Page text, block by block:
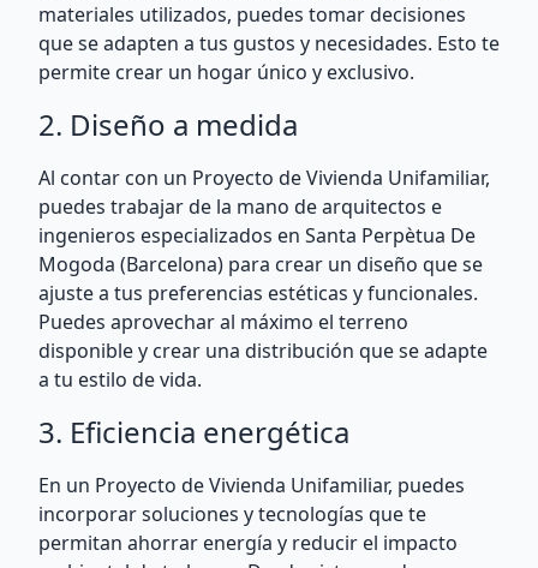
materiales utilizados, puedes tomar decisiones
que se adapten a tus gustos y necesidades. Esto te
permite crear un hogar único y exclusivo.
2. Diseño a medida
Al contar con un Proyecto de Vivienda Unifamiliar,
puedes trabajar de la mano de arquitectos e
ingenieros especializados en Santa Perpètua De
Mogoda (Barcelona) para crear un diseño que se
ajuste a tus preferencias estéticas y funcionales.
Puedes aprovechar al máximo el terreno
disponible y crear una distribución que se adapte
a tu estilo de vida.
3. Eficiencia energética
En un Proyecto de Vivienda Unifamiliar, puedes
incorporar soluciones y tecnologías que te
permitan ahorrar energía y reducir el impacto